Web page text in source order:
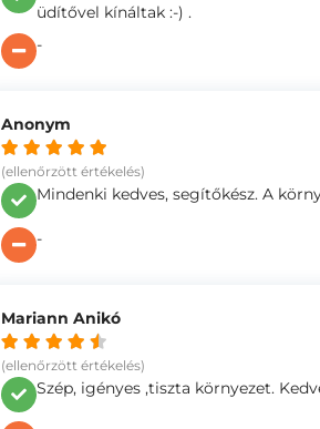
üdítővel kínáltak :-) .
-
Anonym
(ellenőrzött értékelés)
Mindenki kedves, segítőkész. A
-
Mariann Anikó
(ellenőrzött értékelés)
Szép, igényes ,tiszta környezet.